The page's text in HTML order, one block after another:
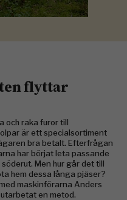
flyttar
och raka furor till
är ett specialsortiment
bra betalt. Efterfrågan
har börjat leta passande
Men hur går det till
hem dessa långa pjäser?
maskinförarna Anders
en metod.